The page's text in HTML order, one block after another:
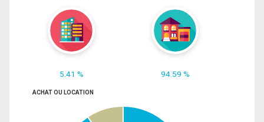
5.41 % 94.59 %
ACHAT OU LOCATION